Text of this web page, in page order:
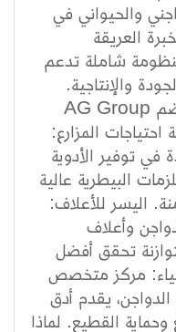
والحيواني في
العريقة
شاملة تدعم
والإنتاجية.
فروع المجموعة وخدماتها: تضم AG Group
المزارع:
في توفير الأدوية
البيطرية عالية
اليسر للأعلاف:
وأعلاف
تحقق أفضل
مركز متخصص
يقدم أدق
وحماية القطيع. لماذا